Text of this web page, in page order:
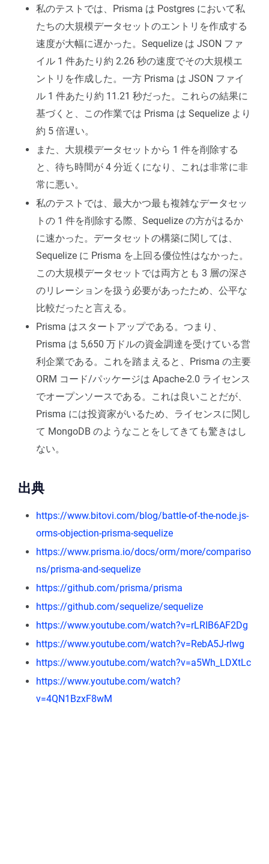
私のテストでは、Prisma は Postgres において私
たちの大規模データセットのエントリを作成する
速度が大幅に遅かった。Sequelize は JSON ファ
イル 1 件あたり約 2.26 秒の速度でその大規模エ
ントリを作成した。一方 Prisma は JSON ファイ
ル 1 件あたり約 11.21 秒だった。これらの結果に
基づくと、この作業では Prisma は Sequelize より
約 5 倍遅い。
また、大規模データセットから 1 件を削除する
と、待ち時間が 4 分近くになり、これは非常に非
常に悪い。
私のテストでは、最大かつ最も複雑なデータセッ
トの 1 件を削除する際、Sequelize の方がはるか
に速かった。データセットの構築に関しては、
Sequelize に Prisma を上回る優位性はなかった。
この大規模データセットでは両方とも 3 層の深さ
のリレーションを扱う必要があったため、公平な
比較だったと言える。
Prisma はスタートアップである。つまり、
Prisma は 5,650 万ドルの資金調達を受けている営
利企業である。これを踏まえると、Prisma の主要
ORM コード/パッケージは Apache-2.0 ライセンス
でオープンソースである。これは良いことだが、
Prisma には投資家がいるため、ライセンスに関し
て MongoDB のようなことをしてきても驚きはし
ない。
出典
https://www.bitovi.com/blog/battle-of-the-node.js-
orms-objection-prisma-sequelize
https://www.prisma.io/docs/orm/more/compariso
ns/prisma-and-sequelize
https://github.com/prisma/prisma
https://github.com/sequelize/sequelize
https://www.youtube.com/watch?v=rLRIB6AF2Dg
https://www.youtube.com/watch?v=RebA5J-rlwg
https://www.youtube.com/watch?v=a5Wh_LDXtLc
https://www.youtube.com/watch?
v=4QN1BzxF8wM